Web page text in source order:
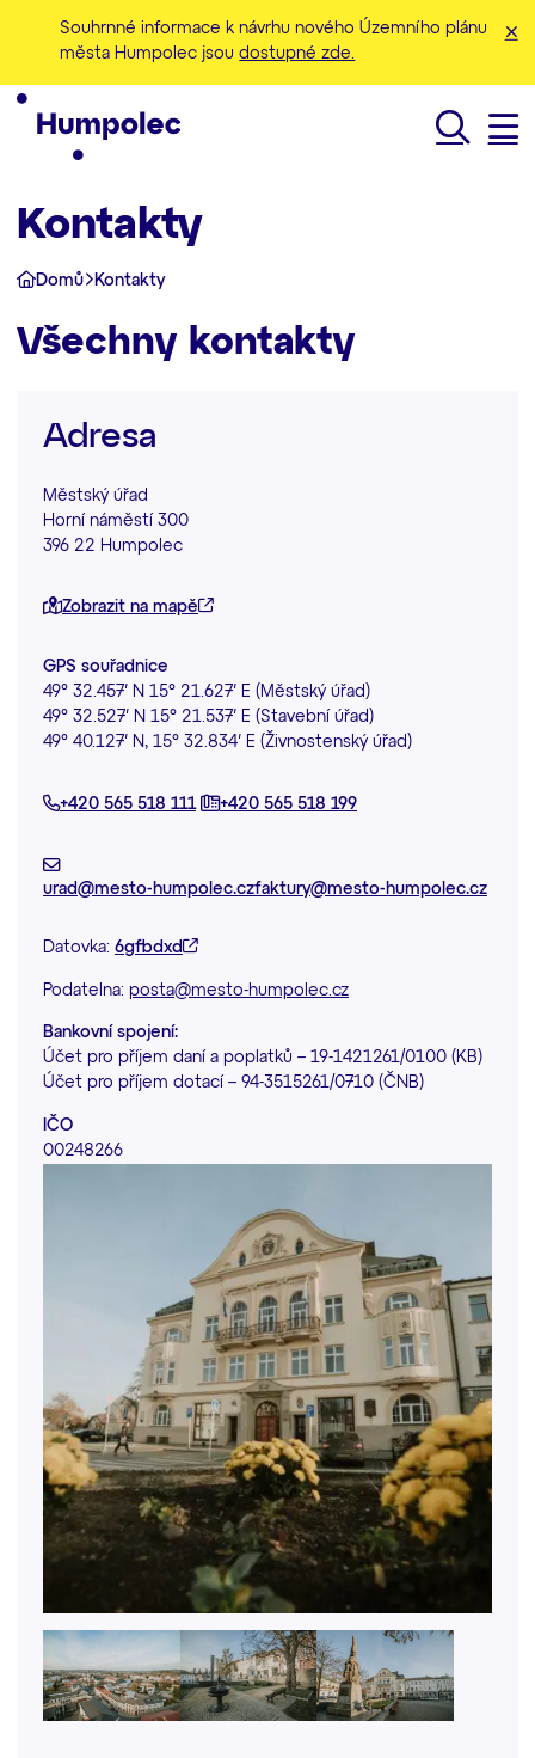
Souhrnné informace k návrhu nového Územního plánu
města Humpolec jsoudostupné zde.
Kontakty
Domů Kontakty
Všechny kontakty
Adresa
Městský úřad
Horní náměstí 300
396 22 Humpolec
Zobrazit na mapě
GPS souřadnice
49° 32.457′ N 15° 21.627′ E (Městský úřad)
49° 32.527′ N 15° 21.537′ E (Stavební úřad)
49° 40.127′ N, 15° 32.834′ E (Živnostenský úřad)
+420 565 518 111 +420 565 518 199
urad@mesto-humpolec.czfaktury@mesto-humpolec.cz
Datovka: 6gfbdxd
Podatelna: posta@mesto-humpolec.cz
Bankovní spojení:
Účet pro příjem daní a poplatků – 19-1421261/0100 (KB)
Účet pro příjem dotací – 94-3515261/0710 (ČNB)
IČO
00248266